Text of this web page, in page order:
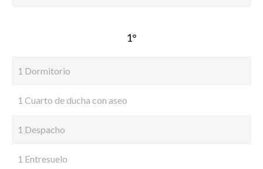
1°
1 Dormitorio
1 Cuarto de ducha con aseo
1 Despacho
1 Entresuelo